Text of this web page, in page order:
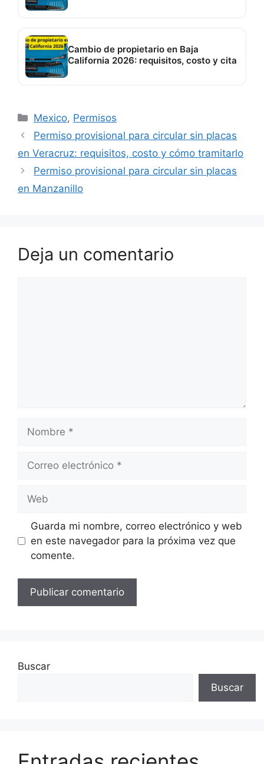
Cambio de propietario en Baja
California 2026: requisitos, costo y cita
Categorías
Mexico, Permisos
Permiso provisional para circular sin placas
en Veracruz: requisitos, costo y cómo tramitarlo
Permiso provisional para circular sin placas
en Manzanillo
Deja un comentario
Nombre
Correo
Web
Guarda mi nombre, correo electrónico y web
en este navegador para la próxima vez que
comente.
Buscar
Buscar